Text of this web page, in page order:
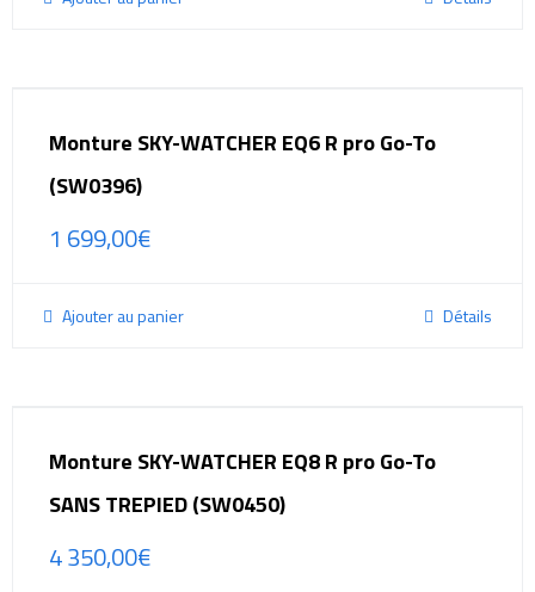
Monture SKY-WATCHER EQ6 R pro Go-To
(SW0396)
1 699,00€
Ajouter au panier Détails
Monture SKY-WATCHER EQ8 R pro Go-To
SANS TREPIED (SW0450)
4 350,00€